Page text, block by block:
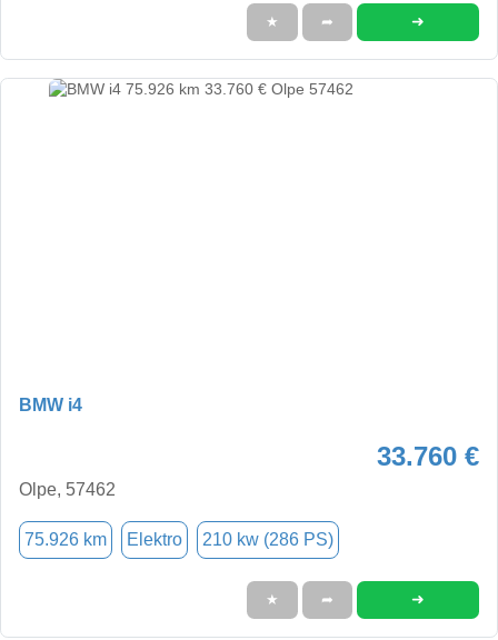
★ ➦ ➜
BMW i4
33.760 €
Olpe, 57462
75.926 km Elektro 210 kw (286 PS)
★ ➦ ➜